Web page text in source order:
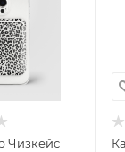
Чизкейс